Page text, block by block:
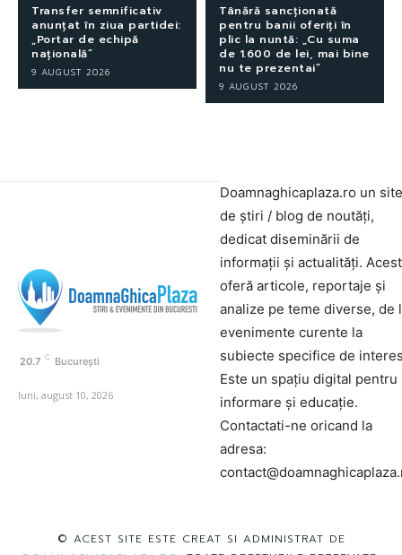
Transfer semnificativ
anunțat în ziua partidei:
„Portar de echipă
națională”
9 AUGUST 2026
Tânără sancționată
pentru banii oferiți în
plic la nuntă: „Cu suma
de 1.600 de lei, mai bine
nu te prezentai”
9 AUGUST 2026
20.7 C București
luni, august 10, 2026
Doamnaghicaplaza.ro un site
de știri / blog de noutăți,
dedicat diseminării de
informații și actualități.
oferă articole, reportaje și
analize pe teme diverse, de
evenimente curente la
subiecte specifice de
Este un spațiu digital pentru
informare și educație.
Contactati-ne oricand la
adresa:
© ACEST SITE ESTE CREAT SI ADMINISTRAT DE